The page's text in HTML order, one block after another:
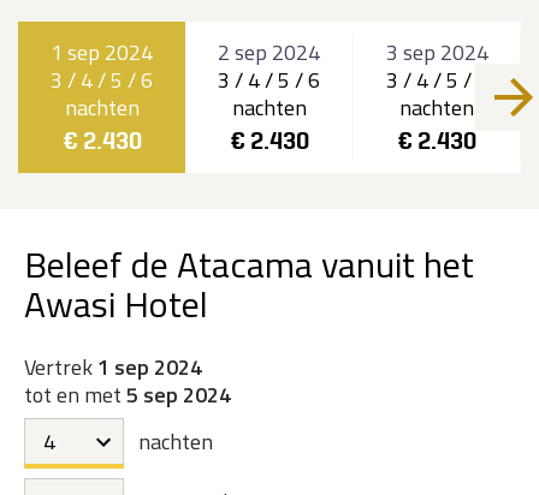
1 sep 2024
3 / 4 / 5 / 6
nachten
€ 2.430
2 sep 2024
3 / 4 / 5 / 6
nachten
€ 2.430
3 sep 2024
3 / 4 / 5 / 6
nachten
€ 2.430
Beleef de Atacama vanuit het
Awasi Hotel
Vertrek1 sep 2024
tot en met5 sep 2024
nachten